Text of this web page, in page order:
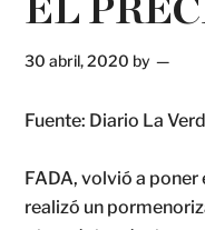
EL
30 abril, 2020 by
Fuente: Diario La
FADA, volvió a poner
realizó un